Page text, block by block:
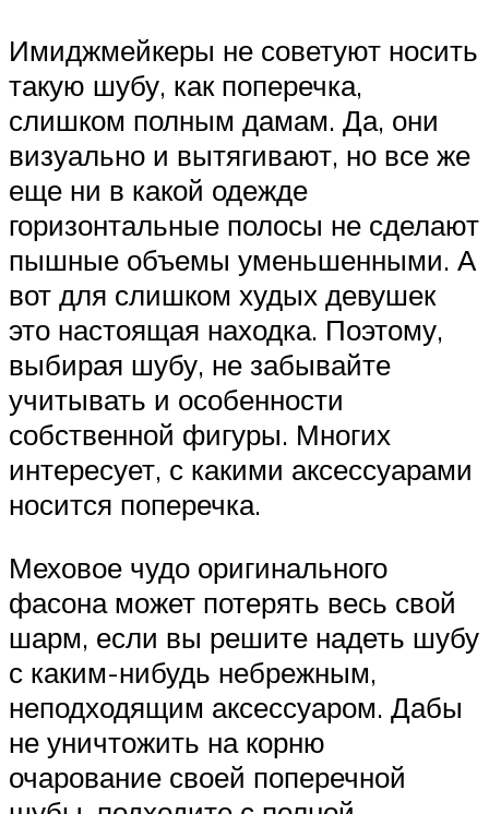
Имиджмейкеры не советуют носить
такую шубу, как поперечка,
слишком полным дамам. Да, они
визуально и вытягивают, но все же
еще ни в какой одежде
горизонтальные полосы не сделают
пышные объемы уменьшенными. А
вот для слишком худых девушек
это настоящая находка. Поэтому,
выбирая шубу, не забывайте
учитывать и особенности
собственной фигуры. Многих
интересует, с какими аксессуарами
носится поперечка.
Меховое чудо оригинального
фасона может потерять весь свой
шарм, если вы решите надеть шубу
с каким-нибудь небрежным,
неподходящим аксессуаром. Дабы
не уничтожить на корню
очарование своей поперечной